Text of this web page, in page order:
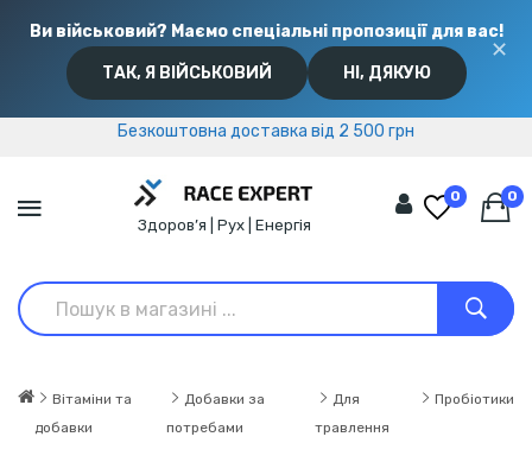
Ви військовий? Маємо спеціальні пропозиції для вас!
ТАК, Я ВІЙСЬКОВИЙ НІ, ДЯКУЮ
✕
Безкоштовна доставка від 2 500 грн
Безкоштовна доставка від 2 500 грн
Здоров’я | Рух | Енергія
0 0
Вітаміни та
добавки
Добавки за
потребами
Для
травлення
Пробіотики